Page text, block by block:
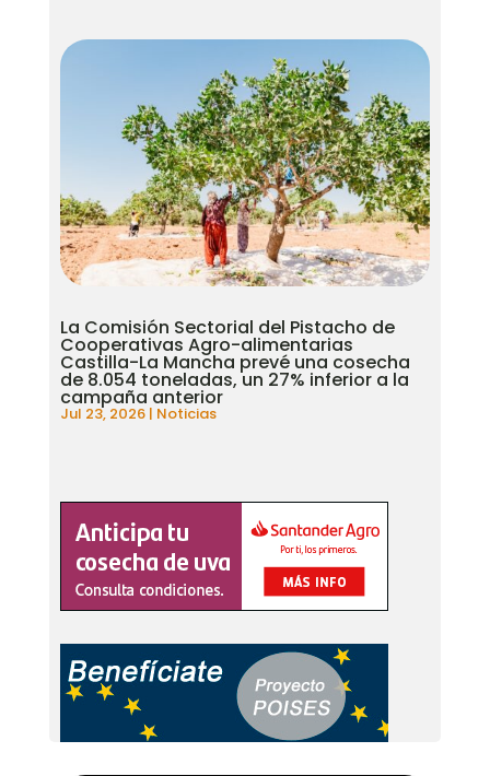
La Comisión Sectorial del Pistacho de
Cooperativas Agro-alimentarias
Castilla-La Mancha prevé una cosecha
de 8.054 toneladas, un 27% inferior a la
campaña anterior
Jul 23, 2026| Noticias